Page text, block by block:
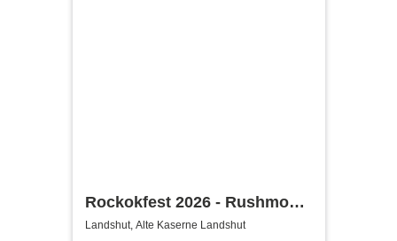
Rockokfest 2026 - Rushmoon
+ Stepfather Fred + Ileander +
Landshut, Alte Kaserne Landshut